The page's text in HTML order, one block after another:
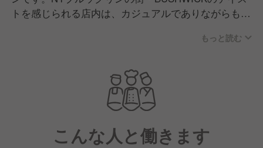
トを感じられる店内は、カジュアルでありながらもど
メニューはハンバーグやお肉料理を中心にラインナッ
プ。また、フランス伝統の味を伝える「メゾンカイザ
ー」の木村周一郎氏によるパンを提供しており、特別
に開発された最高級の小麦粉やバターを使用し「料理
に合うパン」を追求しました。
もっと読む
こんな人と働きます